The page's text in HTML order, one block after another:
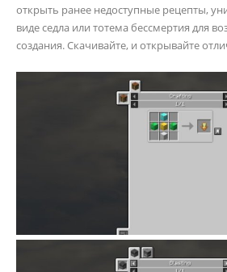
открыть ранее недоступные рецепты,
виде седла или тотема бессмертия для
создания. Скачивайте, и открывайте